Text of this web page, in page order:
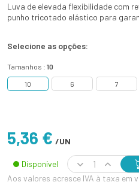
Luva de elevada flexibilidade com
punho tricotado elástico para
Selecione as opções:
Tamanhos : 10
10 6 7
5,36 € /UN
Disponível
Aos valores acresce IVA à taxa em